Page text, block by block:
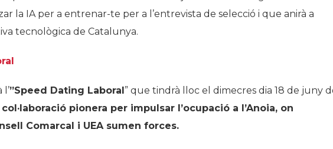
la IA per a entrenar-te per a l’entrevista de selecció i que anirà a
tecnològica de Catalunya.
”Speed Dating Laboral” que tindrà lloc el dimecres dia 18 de juny
col·laboració pionera per impulsar l’ocupació a l’Anoia, on
Comarcal i UEA sumen forces.